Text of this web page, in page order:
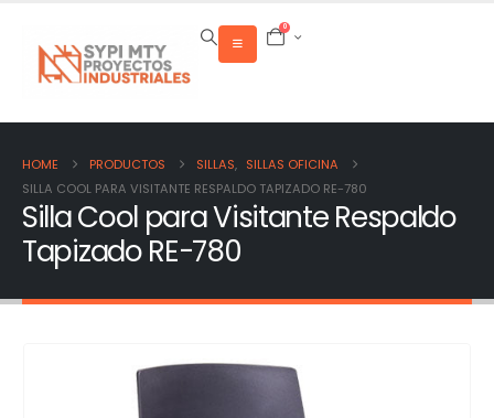
0
HOME PRODUCTOS SILLAS, SILLAS OFICINA
SILLA COOL PARA VISITANTE RESPALDO TAPIZADO RE-780
Silla Cool para Visitante Respaldo
Tapizado RE-780